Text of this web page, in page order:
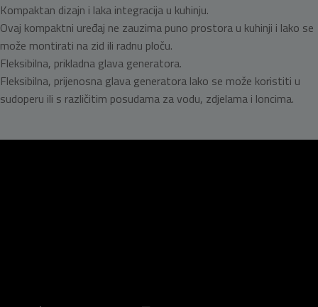
Kompaktan dizajn i laka integracija u kuhinju.
Ovaj kompaktni uređaj ne zauzima puno prostora u kuhinji i lako se
može montirati na zid ili radnu ploču.
Fleksibilna, prikladna glava generatora.
Fleksibilna, prijenosna glava generatora lako se može koristiti u
sudoperu ili s različitim posudama za vodu, zdjelama i loncima.